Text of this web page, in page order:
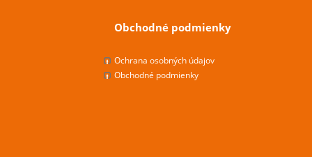
Obchodné podmienky
Ochrana osobných údajov
Obchodné podmienky